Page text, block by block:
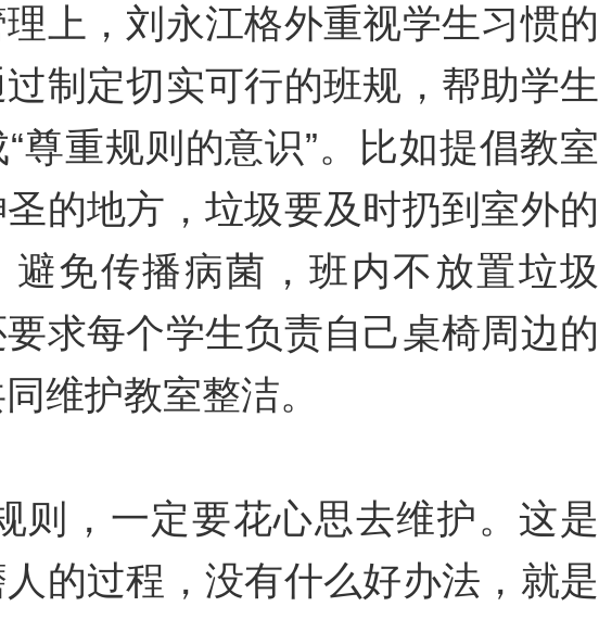
上，刘永江格外重视学生习惯的
制定切实可行的班规，帮助学生
尊重规则的意识”。比如提倡教室
的地方，垃圾要及时扔到室外的
避免传播病菌，班内不放置垃圾
求每个学生负责自己桌椅周边的
维护教室整洁。
则，一定要花心思去维护。这是
的过程，没有什么好办法，就是